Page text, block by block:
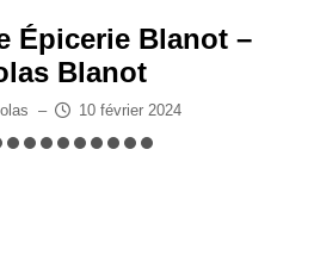
Épicerie Blanot –
Blanot
– 10 février 2024